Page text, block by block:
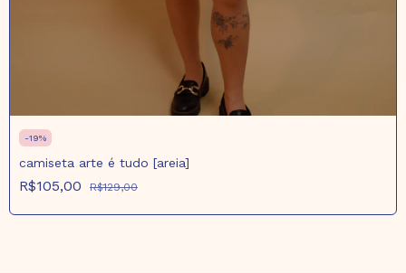
-19%
camiseta arte é tudo [areia]
R$105,00 R$129,00